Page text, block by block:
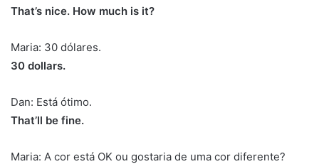
That’s nice. How much is it?
Maria: 30 dólares.
30 dollars.
Dan: Está ótimo.
That’ll be fine.
Maria: A cor está OK ou gostaria de uma cor diferente?